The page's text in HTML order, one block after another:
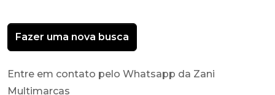
Fazer uma nova busca
Entre em contato pelo Whatsapp da Zani
Multimarcas